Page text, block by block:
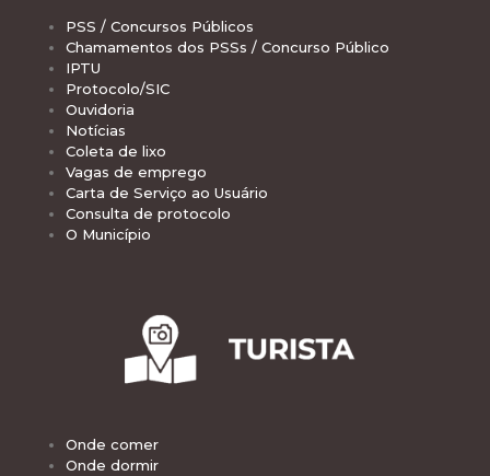
PSS / Concursos Públicos
Chamamentos dos PSSs / Concurso Público
IPTU
Protocolo/SIC
Ouvidoria
Notícias
Coleta de lixo
Vagas de emprego
Carta de Serviço ao Usuário
Consulta de protocolo
O Município
Onde comer
Onde dormir